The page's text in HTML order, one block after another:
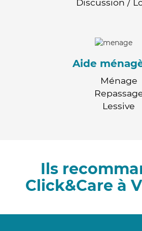
Discussion /
Aide
Ménage
Lessive
Ils
Click&Care à